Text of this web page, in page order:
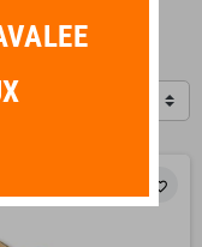
favorite_border
!